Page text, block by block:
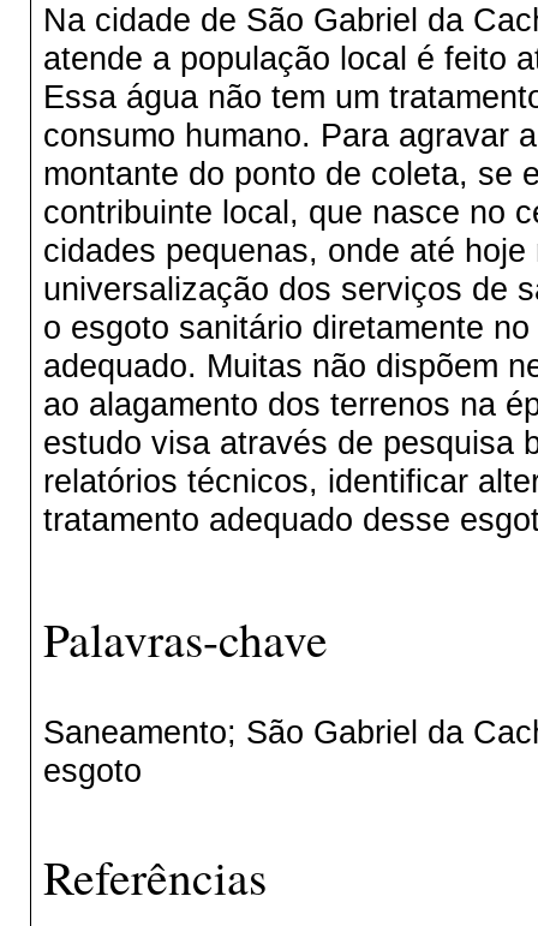
Na cidade de São Gabriel da
atende a população local é feito
Essa água não tem um
consumo humano. Para agravar
montante do ponto de coleta, se
contribuinte local, que nasce no
cidades pequenas, onde até
universalização dos serviços de
o esgoto sanitário diretamente
adequado. Muitas não dispõem
ao alagamento dos terrenos na
estudo visa através de pesquisa
relatórios técnicos, identificar
tratamento adequado desse
Palavras-chave
Saneamento; São Gabriel da
esgoto
Referências